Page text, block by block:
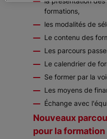
formations,
les modalités de
Le contenu des
Les parcours
Le calendrier de
Se former par la
Les moyens de
Échange avec
Nouveaux
pour la